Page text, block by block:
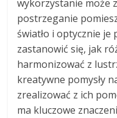
wykorzystanie może
postrzeganie
światło i optycznie je
zastanowić się, jak
harmonizować z
kreatywne pomysły
zrealizować z ich
ma kluczowe